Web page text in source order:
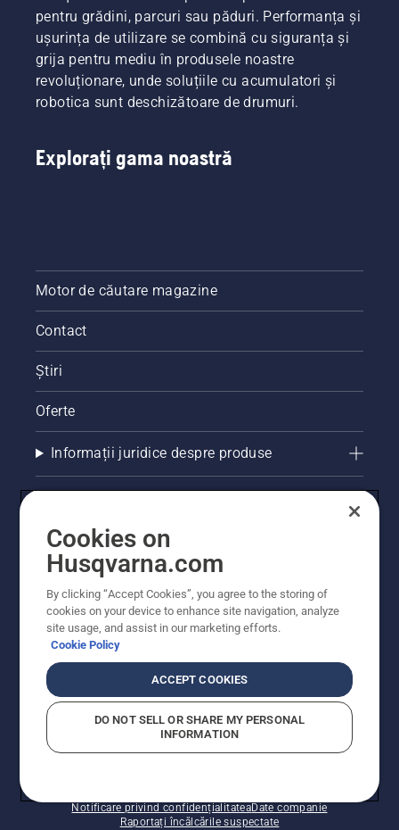
pentru grădini, parcuri sau păduri. Performanța și
ușurința de utilizare se combină cu siguranța și
grija pentru mediu în produsele noastre
revoluționare, unde soluțiile cu acumulatori și
robotica sunt deschizătoare de drumuri.
Explorați gama noastră
Motor de căutare magazine
Contact
Știri
Oferte
Informații juridice despre produse
© Husqvarna AB (publ). Toate drepturile rezervate.
Prețurile prezentate includ TVA și sunt prețuri
recomandate pentru comercializarea cu amănuntul.
Husqvarna își rezervă dreptul de a face modificări în
Notificare privind confidențialitateaDate companie
Raportați încălcările suspectate
Cookies on
Husqvarna.com
By clicking “Accept Cookies”, you agree to the storing of
cookies on your device to enhance site navigation, analyze
site usage, and assist in our marketing efforts.
Cookie Policy
ACCEPT COOKIES
DO NOT SELL OR SHARE MY PERSONAL
INFORMATION